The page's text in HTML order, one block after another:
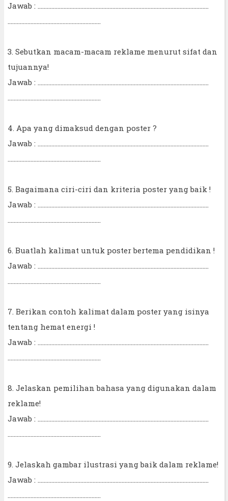
Jawab : ................................................................................................................
.............................................................
3. Sebutkan macam-macam reklame menurut sifat dan
tujuannya!
Jawab : ................................................................................................................
.............................................................
4. Apa yang dimaksud dengan poster ?
Jawab : ................................................................................................................
.............................................................
5. Bagaimana ciri-ciri dan kriteria poster yang baik !
Jawab : ................................................................................................................
.............................................................
6. Buatlah kalimat untuk poster bertema pendidikan !
Jawab : ................................................................................................................
.............................................................
7. Berikan contoh kalimat dalam poster yang isinya
tentang hemat energi !
Jawab : ................................................................................................................
.............................................................
8. Jelaskan pemilihan bahasa yang digunakan dalam
reklame!
Jawab : ................................................................................................................
.............................................................
9. Jelaskah gambar ilustrasi yang baik dalam reklame!
Jawab : ................................................................................................................
.............................................................